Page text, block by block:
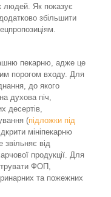
людей. Як показує
збільшити
пекарню, адже це
порогом входу. Для
до якого
духова піч,
десертів,
(підложки під
мініпекарню
звільняє від
продукції. Для
ФОП,
та пожежних